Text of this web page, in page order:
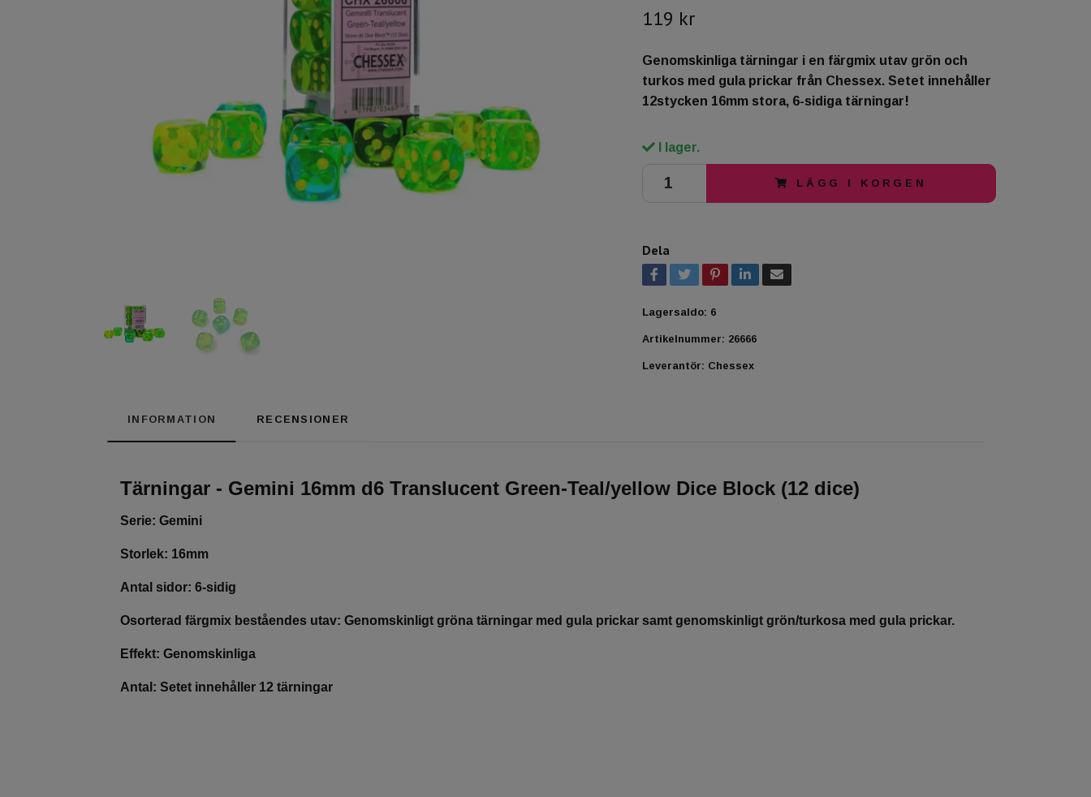
119 kr
Genomskinliga tärningar i en färgmix utav grön och
turkos med gula prickar från Chessex. Setet innehåller
12stycken 16mm stora, 6-sidiga tärningar!
I lager.
LÄGG I KORGEN
Dela
Lagersaldo: 6
Artikelnummer: 26666
Leverantör: Chessex
INFORMATION RECENSIONER
Tärningar - Gemini 16mm d6 Translucent Green-Teal/yellow Dice Block (12 dice)
Serie: Gemini
Storlek: 16mm
Antal sidor: 6-sidig
Osorterad färgmix beståendes utav: Genomskinligt gröna tärningar med gula prickar samt genomskinligt grön/turkosa med gula prickar.
Effekt: Genomskinliga
Antal: Setet innehåller 12 tärningar